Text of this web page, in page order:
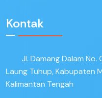
Kontak
Jl. Damang Dalam No.
Laung Tuhup, Kabupaten
Kalimantan Tengah